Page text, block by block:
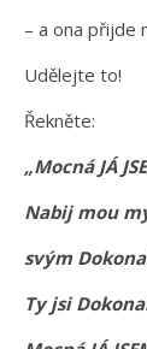
– a ona přijde
Udělejte to!
Řekněte:
„Mocná JÁ
Nabij mou
svým
Ty jsi